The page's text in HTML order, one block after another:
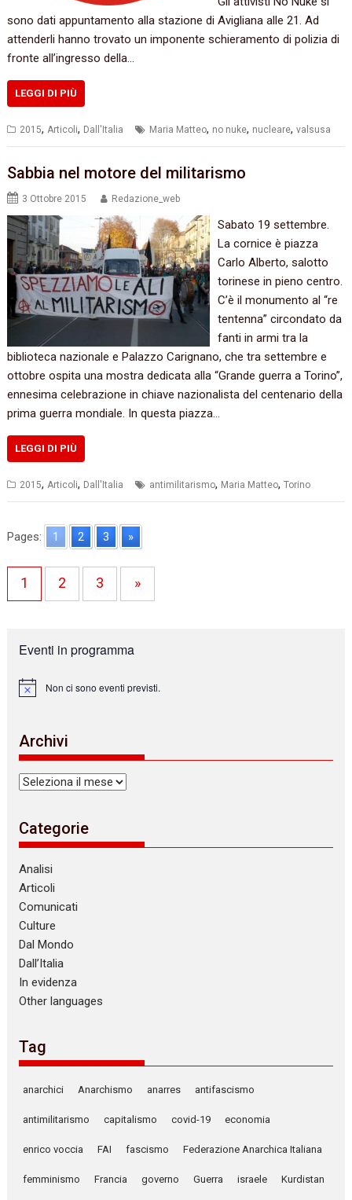
sono dati appuntamento alla stazione di Avigliana alle‭ ‬21.‭ Ad
attenderli hanno trovato un imponente schieramento di polizia di
fronte all’ingresso della…
LEGGI DI PIÙ
2015,Articoli, Dall'Italia Maria Matteo, no nuke, nucleare,valsusa
Sabbia nel motore del militarismo
3 Ottobre 2015 Redazione_web
‬Sabato‭ ‬19‭ ‬settembre.‭
‬La cornice è piazza
Carlo Alberto,‭ ‬salotto
torinese in pieno centro.‭
‬C’è il monumento al‭ “‬re
tentenna‭” ‬circondato da
fanti in armi tra la
biblioteca nazionale e Palazzo Carignano,‭ ‬che tra settembre e
ottobre ospita una mostra dedicata alla‭ “‬Grande guerra a Torino‭”‬,‭
‬ennesima celebrazione in chiave nazionalista del centenario della
prima guerra mondiale.‭ ‬In questa piazza…
LEGGI DI PIÙ
2015, Articoli, Dall'Italia antimilitarismo, Maria Matteo,Torino
Pages: 1 2 3 »
1 2 3 »
Eventi in programma
N
c
e
Non ci sono eventi previsti.
Archivi
Archivi
Categorie
Analisi
Articoli
Comunicati
Culture
Dal Mondo
Dall’Italia
In evidenza
Other languages
Tag
anarchici Anarchismo anarres antifascismo
antimilitarismo capitalismo covid-19 economia
enrico voccia FAI fascismo Federazione Anarchica Italiana
femminismo Francia governo Guerra israele Kurdistan